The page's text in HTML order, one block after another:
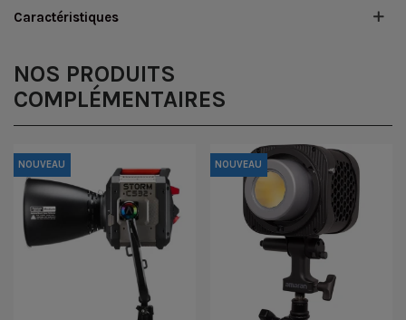
Caractéristiques
NOS PRODUITS
COMPLÉMENTAIRES
NOUVEAU NOUVEAU